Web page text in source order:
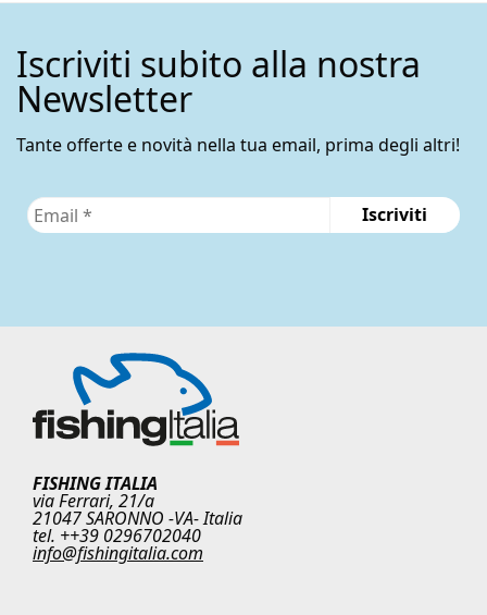
Iscriviti subito alla nostra
Newsletter
Tante offerte e novità nella tua email, prima degli altri!
FISHING ITALIA
via Ferrari, 21/a
21047 SARONNO -VA- Italia
tel. ++39 0296702040
info@fishingitalia.com